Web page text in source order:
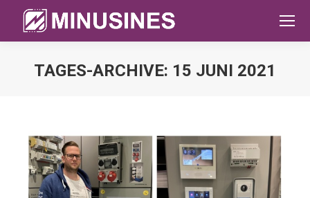
TAGES-ARCHIVE: 15 JUNI 2021